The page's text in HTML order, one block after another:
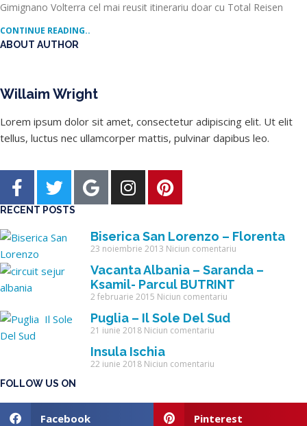
Gimignano Volterra cel mai reusit itinerariu doar cu Total Reisen
CONTINUE READING..
ABOUT AUTHOR
Willaim Wright
Lorem ipsum dolor sit amet, consectetur adipiscing elit. Ut elit
tellus, luctus nec ullamcorper mattis, pulvinar dapibus leo.
RECENT POSTS
Biserica San Lorenzo – Florenta
23 noiembrie 2013 Niciun comentariu
Vacanta Albania – Saranda –
Ksamil- Parcul BUTRINT
2 februarie 2015 Niciun comentariu
Puglia – Il Sole Del Sud
21 iunie 2018 Niciun comentariu
Insula Ischia
22 iunie 2018 Niciun comentariu
FOLLOW US ON
Facebook Pinterest